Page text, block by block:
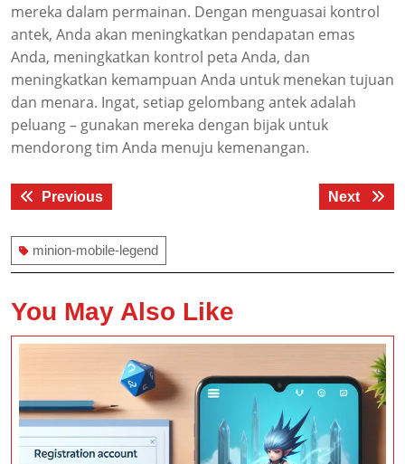
mereka dalam permainan. Dengan menguasai kontrol
antek, Anda akan meningkatkan pendapatan emas
Anda, meningkatkan kontrol peta Anda, dan
meningkatkan kemampuan Anda untuk menekan tujuan
dan menara. Ingat, setiap gelombang antek adalah
peluang – gunakan mereka dengan bijak untuk
mendorong tim Anda menuju kemenangan.
Post
navigation
PreviousPrevious
Next
Next
minion-mobile-legend
You May Also Like